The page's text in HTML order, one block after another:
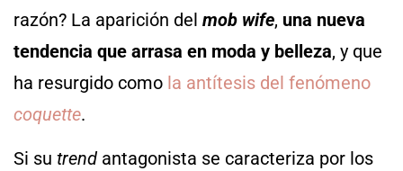
razón? La aparición del mob wife, una nueva
tendencia que arrasa en moda y belleza, y que
ha resurgido como la antítesis del fenómeno
coquette.
Si su trend antagonista se caracteriza por los